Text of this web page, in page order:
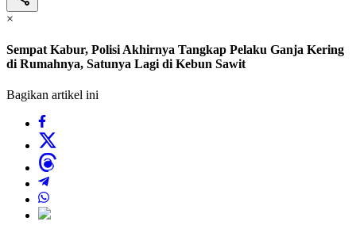
×
Sempat Kabur, Polisi Akhirnya Tangkap Pelaku Ganja Kering
di Rumahnya, Satunya Lagi di Kebun Sawit
Bagikan artikel ini